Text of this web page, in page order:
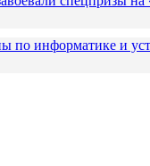
по информатике и